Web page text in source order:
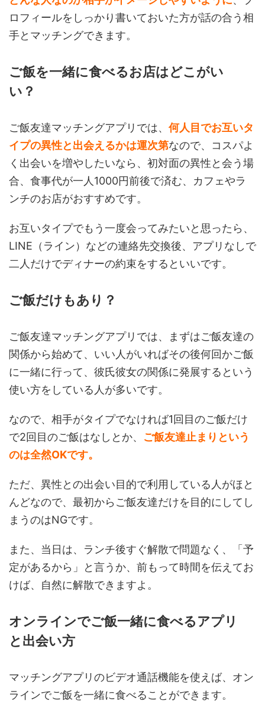
ロフィールをしっかり書いておいた方が話の合う相
手とマッチングできます。
ご飯を一緒に食べるお店はどこがい
い？
ご飯友達マッチングアプリでは、 何人目でお互いタ
イプの異性と出会えるかは運次第なので、コスパよ
く出会いを増やしたいなら、初対面の異性と会う場
合、食事代が一人1000円前後で済む、カフェやラ
ンチのお店がおすすめです。
お互いタイプでもう一度会ってみたいと思ったら、
LINE（ライン）などの連絡先交換後、アプリなしで
二人だけでディナーの約束をするといいです。
ご飯だけもあり？
ご飯友達マッチングアプリでは、まずはご飯友達の
関係から始めて、いい人がいればその後何回かご飯
に一緒に行って、彼氏彼女の関係に発展するという
使い方をしている人が多いです。
なので、相手がタイプでなければ1回目のご飯だけ
で2回目のご飯はなしとか、 ご飯友達止まりという
のは全然OKです。
ただ、異性との出会い目的で利用している人がほと
んどなので、最初からご飯友達だけを目的にしてし
まうのはNGです。
また、当日は、ランチ後すぐ解散で問題なく、「予
定があるから」と言うか、前もって時間を伝えてお
けば、自然に解散できますよ。
オンラインでご飯一緒に食べるアプリ
と出会い方
マッチングアプリのビデオ通話機能を使えば、オン
ラインでご飯を一緒に食べることができます。